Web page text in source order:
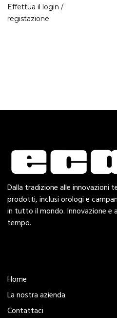
Effettua il login /
registazione
Dalla tradizione alle innovazioni
prodotti, inclusi orologi e
in tutto il mondo. Innovazione e
tempo.
Home
La nostra azienda
Contattaci